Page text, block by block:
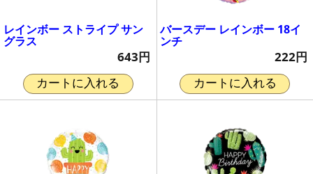
レインボー ストライプ サン
グラス
643円
カートに入れる
バースデー レインボー 18イ
ンチ
222円
カートに入れる